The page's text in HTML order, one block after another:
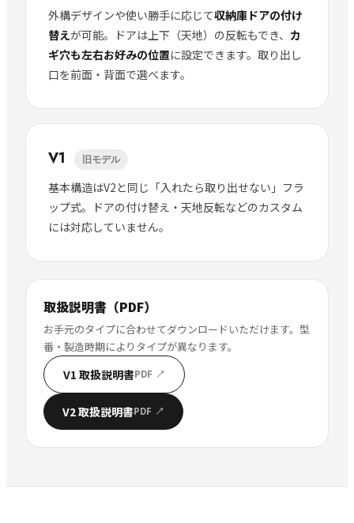
外構デザインや使い勝手に応じて収納庫ドアの付け
替えが可能。ドアは上下（天地）の反転もでき、 カ
ギ穴も左右お好みの位置に設定できます。取り出し
口を前面・背面で選べます。
V1 旧モデル
基本構造はV2と同じ「入れたら取り出せない」フラ
ップ式。ドアの付け替え・天地反転などのカスタム
には対応していません。
取扱説明書（PDF）
お手元のタイプに合わせてダウンロードいただけます。型
番・製造時期によりタイプが異なります。
V1 取扱説明書PDF ↗
V2 取扱説明書PDF ↗